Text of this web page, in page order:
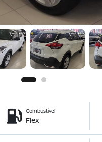
Combustível
Flex